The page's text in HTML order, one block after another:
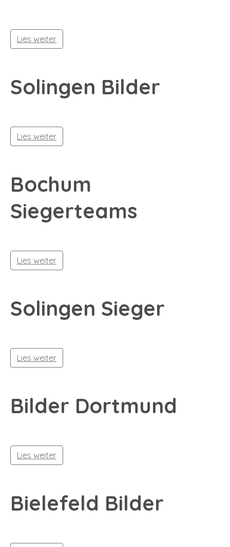
Lies weiter
Solingen Bilder
Lies weiter
Bochum
Siegerteams
Lies weiter
Solingen Sieger
Lies weiter
Bilder Dortmund
Lies weiter
Bielefeld Bilder